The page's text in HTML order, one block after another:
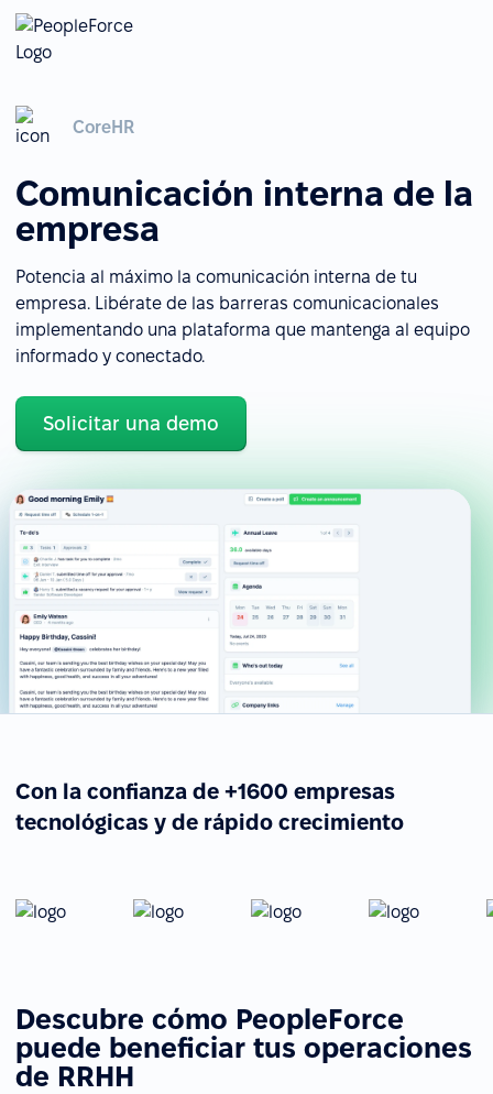
CoreHR
Comunicación interna de la
empresa
Potencia al máximo la comunicación interna de tu
empresa. Libérate de las barreras comunicacionales
implementando una plataforma que mantenga al equipo
informado y conectado.
Solicitar una demo
Con la confianza de +1600 empresas
tecnológicas y de rápido crecimiento
Descubre cómo PeopleForce
puede beneficiar tus operaciones
de RRHH